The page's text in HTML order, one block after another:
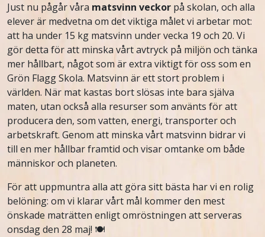
Just nu pågår våra matsvinn veckor på skolan, och alla
elever är medvetna om det viktiga målet vi arbetar mot:
att ha under 15 kg matsvinn under vecka 19 och 20. Vi
gör detta för att minska vårt avtryck på miljön och tänka
mer hållbart, något som är extra viktigt för oss som en
Grön Flagg Skola. Matsvinn är ett stort problem i
världen. När mat kastas bort slösas inte bara själva
maten, utan också alla resurser som använts för att
producera den, som vatten, energi, transporter och
arbetskraft. Genom att minska vårt matsvinn bidrar vi
till en mer hållbar framtid och visar omtanke om både
människor och planeten.
För att uppmuntra alla att göra sitt bästa har vi en rolig
belöning: om vi klarar vårt mål kommer den mest
önskade maträtten enligt omröstningen att serveras
onsdag den 28 maj! 🍽️